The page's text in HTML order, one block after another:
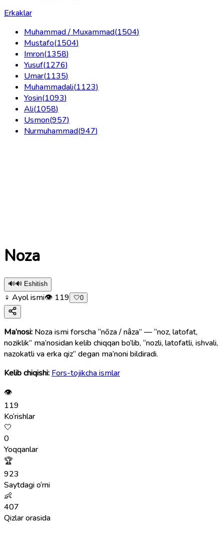
Erkaklar
Muhammad / Muxammad(1504)
Mustafo(1504)
Imron(1358)
Yusuf(1276)
Umar(1135)
Muhammadali(1123)
Yosin(1093)
Ali(1058)
Usmon(957)
Nurmuhammad(947)
Noza
🔊🔊 Eshitish
♀ Ayol ismi👁 119 🤍0
Ma’nosi: Noza ismi forscha “nōza / nâza” — “noz, latofat,
noziklik” ma’nosidan kelib chiqqan bo‘lib, “nozli, latofatli, ishvali,
nazokatli va erka qiz” degan ma’noni bildiradi.
Kelib chiqishi: Fors-tojikcha ismlar
👁
119
Ko‘rishlar
🤍
0
Yoqqanlar
🏆
923
Saytdagi o‘rni
👶
407
Qizlar orasida